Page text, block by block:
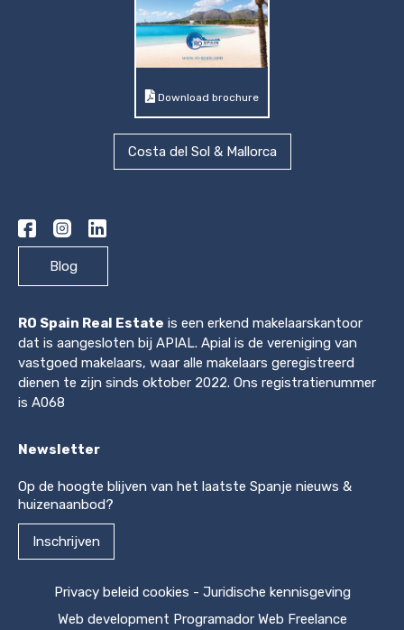
Download brochure
Costa del Sol & Mallorca
Blog
RO Spain Real Estate is een erkend makelaarskantoor
dat is aangesloten bij APIAL. Apial is de vereniging van
vastgoed makelaars, waar alle makelaars geregistreerd
dienen te zijn sinds oktober 2022. Ons registratienummer
is A068
Newsletter
Op de hoogte blijven van het laatste Spanje nieuws &
huizenaanbod?
Inschrijven
Privacy beleid cookies - Juridische kennisgeving
Web development Programador Web Freelance